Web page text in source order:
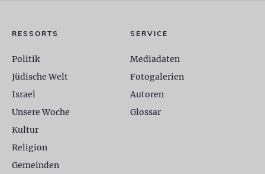
RESSORTS
Politik
Jüdische Welt
Israel
Unsere Woche
Kultur
Religion
Gemeinden
SERVICE
Mediadaten
Fotogalerien
Autoren
Glossar